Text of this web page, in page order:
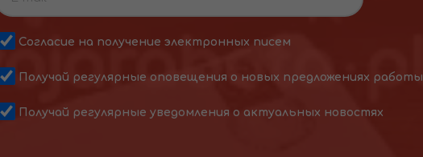
Согласие на получение электронных писем
Получай регулярные оповещения о новых предложениях работы
Получай регулярные уведомления о актуальных новостях